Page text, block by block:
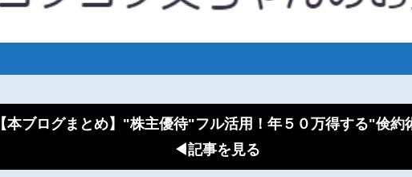
【本ブログまとめ】"株主優待"フル活用！年５０万得する"倹
◀記事を見る